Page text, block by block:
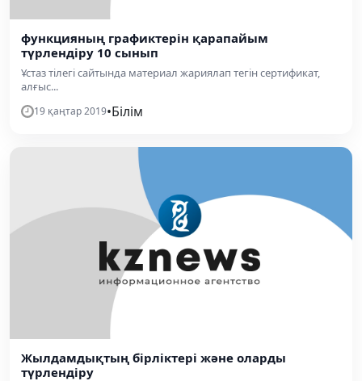
функцияның графиктерін қарапайым
түрлендіру 10 сынып
Ұстаз тілегі сайтында материал жариялап тегін сертификат,
алғыс...
19 қаңтар 2019•Білім
Жылдамдықтың бірліктері және оларды
түрлендіру